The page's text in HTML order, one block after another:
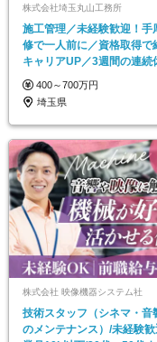
株式会社埼玉丸山工務所
施工管理／未経験歓迎！手
修で一人前に／資格取得で
キャリアUP／3週間の連続
績あり
400～700万円
埼玉県
株式会社 映像機器システム社
技術スタッフ（シネマ・音
のメンテナンス）/未経験